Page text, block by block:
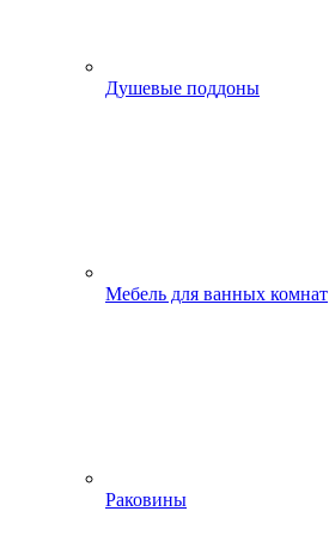
Душевые поддоны
Мебель для ванных комнат
Раковины